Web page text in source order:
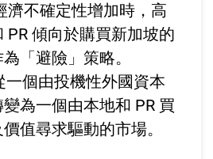
濟不確定性增加時，高
PR 傾向於購買新加坡的
「避險」策略。
一個由投機性外國資本
為一個由本地和 PR 買
值尋求驅動的市場。